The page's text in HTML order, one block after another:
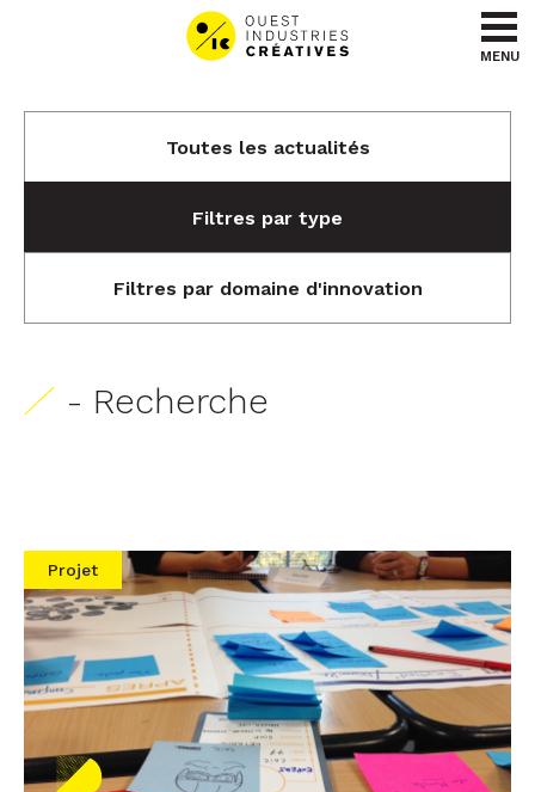
Aller au menu
Aller au contenu
MENU
Toutes les actualités
Filtres par type
Filtres par domaine d'innovation
- Recherche
Projet